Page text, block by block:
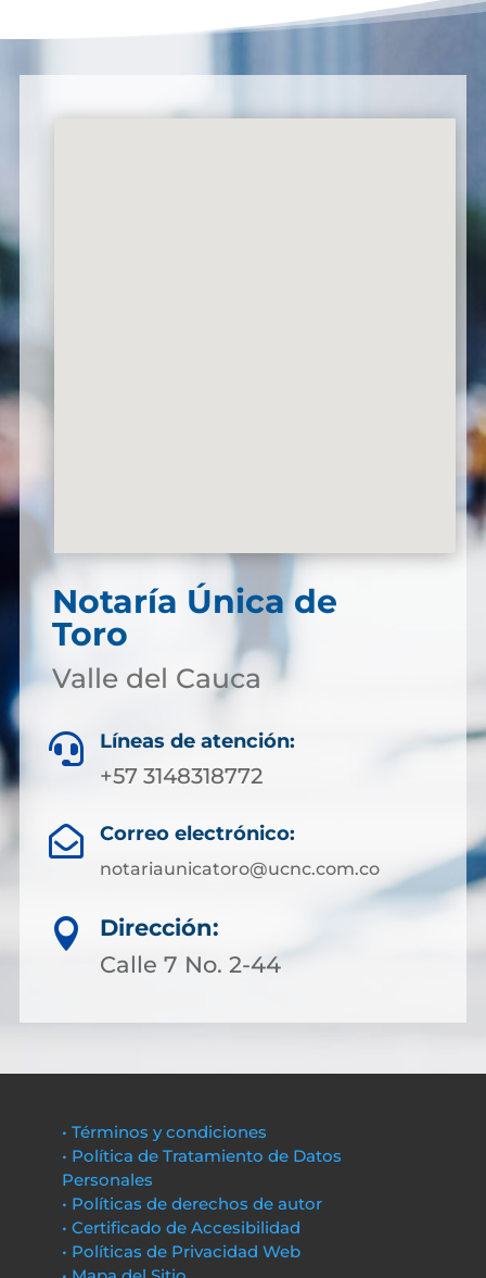
Notaría Única de
Toro
Valle del Cauca
 Líneas de atención:
+57 3148318772
 Correo electrónico:
notariaunicatoro@ucnc.com.co

Dirección:
Calle 7 No. 2-44
• Términos y condiciones
• Política de Tratamiento de Datos
Personales
• Políticas de derechos de autor
• Certificado de Accesibilidad
• Políticas de Privacidad Web